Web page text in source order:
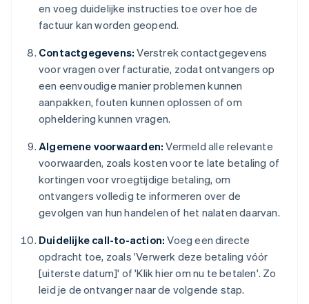
en voeg duidelijke instructies toe over hoe de
factuur kan worden geopend.
Contactgegevens: Verstrek contactgegevens
voor vragen over facturatie, zodat ontvangers op
een eenvoudige manier problemen kunnen
aanpakken, fouten kunnen oplossen of om
opheldering kunnen vragen.
Algemene voorwaarden: Vermeld alle relevante
voorwaarden, zoals kosten voor te late betaling of
kortingen voor vroegtijdige betaling, om
ontvangers volledig te informeren over de
gevolgen van hun handelen of het nalaten daarvan.
Duidelijke call-to-action: Voeg een directe
opdracht toe, zoals 'Verwerk deze betaling vóór
[uiterste datum]' of 'Klik hier om nu te betalen'. Zo
leid je de ontvanger naar de volgende stap.